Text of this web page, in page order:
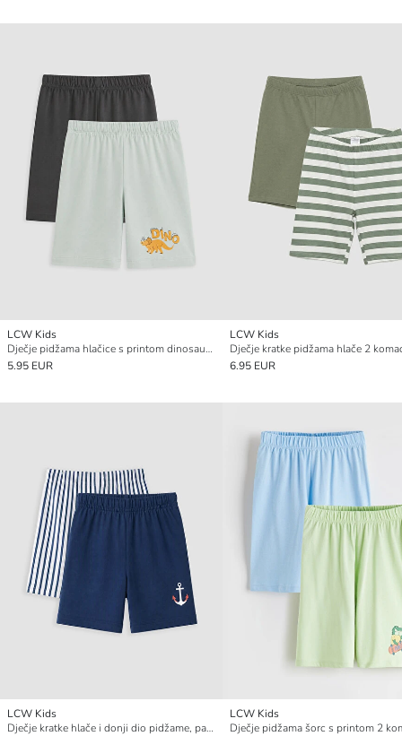
LCW Kids
Dječje pidžama hlačice s printom dinosaura (pakiranje od 2)
5.95 EUR
LCW Kids
Dječje kratke pidžama hlače 2
6.95 EUR
LCW Kids
Dječje kratke hlače i donji dio pidžame, pakiranje od 2 komada
LCW Kids
Dječje pidžama šorc s printom 2